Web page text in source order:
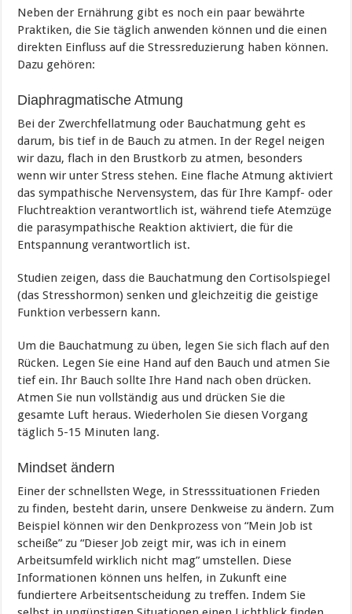
Neben der Ernährung gibt es noch ein paar bewährte
Praktiken, die Sie täglich anwenden können und die einen
direkten Einfluss auf die Stressreduzierung haben können.
Dazu gehören:
Diaphragmatische Atmung
Bei der Zwerchfellatmung oder Bauchatmung geht es
darum, bis tief in de Bauch zu atmen. In der Regel neigen
wir dazu, flach in den Brustkorb zu atmen, besonders
wenn wir unter Stress stehen. Eine flache Atmung aktiviert
das sympathische Nervensystem, das für Ihre Kampf- oder
Fluchtreaktion verantwortlich ist, während tiefe Atemzüge
die parasympathische Reaktion aktiviert, die für die
Entspannung verantwortlich ist.
Studien zeigen, dass die Bauchatmung den Cortisolspiegel
(das Stresshormon) senken und gleichzeitig die geistige
Funktion verbessern kann.
Um die Bauchatmung zu üben, legen Sie sich flach auf den
Rücken. Legen Sie eine Hand auf den Bauch und atmen Sie
tief ein. Ihr Bauch sollte Ihre Hand nach oben drücken.
Atmen Sie nun vollständig aus und drücken Sie die
gesamte Luft heraus. Wiederholen Sie diesen Vorgang
täglich 5-15 Minuten lang.
Mindset ändern
Einer der schnellsten Wege, in Stresssituationen Frieden
zu finden, besteht darin, unsere Denkweise zu ändern. Zum
Beispiel können wir den Denkprozess von “Mein Job ist
scheiße” zu “Dieser Job zeigt mir, was ich in einem
Arbeitsumfeld wirklich nicht mag” umstellen. Diese
Informationen können uns helfen, in Zukunft eine
fundiertere Arbeitsentscheidung zu treffen. Indem Sie